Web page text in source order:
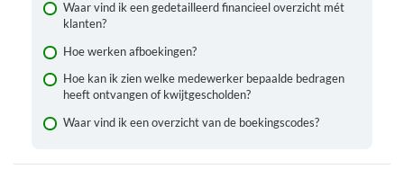
Waar vind ik een gedetailleerd financieel overzicht mét
klanten?
Hoe werken afboekingen?
Hoe kan ik zien welke medewerker bepaalde bedragen
heeft ontvangen of kwijtgescholden?
Waar vind ik een overzicht van de boekingscodes?